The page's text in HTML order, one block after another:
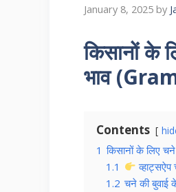
January 8, 2025 by
किसानों के
भाव
Contents
1 किसानों के लिए
1.1
1.2 चने की बुवाई